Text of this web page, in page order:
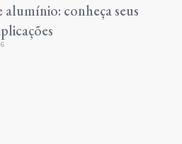
conheça seus